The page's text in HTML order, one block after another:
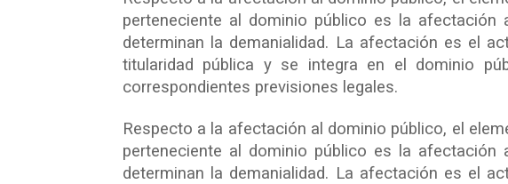
perteneciente al dominio público es la
determinan la demanialidad. La afectación es el
titularidad pública y se integra en el dominio
correspondientes previsiones legales.
Respecto a la afectación al dominio público, el
perteneciente al dominio público es la
determinan la demanialidad. La afectación es el